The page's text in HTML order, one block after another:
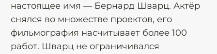
настоящее имя — Бернард Шварц. Актёр
снялся во множестве проектов, его
фильмография насчитывает более 100
работ. Шварц не ограничивался